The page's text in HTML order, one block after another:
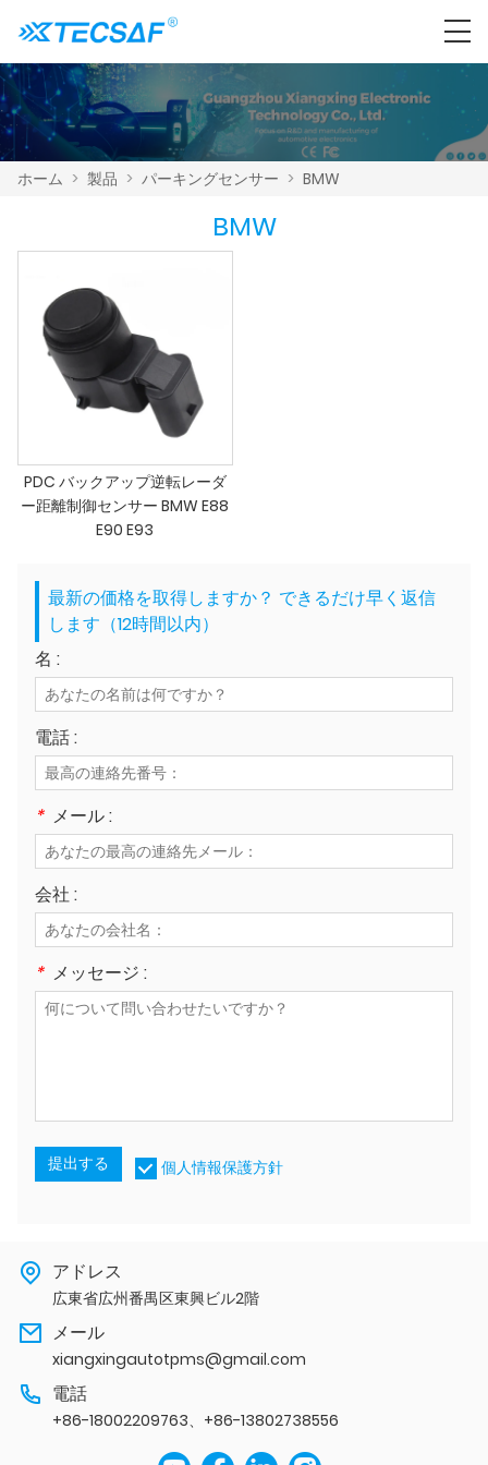
ホーム > 製品 > パーキングセンサー > BMW
BMW
PDC バックアップ逆転レーダ
ー距離制御センサー BMW E88
E90 E93
最新の価格を取得しますか？ できるだけ早く返信
します（12時間以内）
名 :
電話 :
* メール :
会社 :
* メッセージ :
提出する 個人情報保護方針
アドレス
広東省広州番禺区東興ビル2階
メール
xiangxingautotpms@gmail.com
電話
+86-18002209763、+86-13802738556